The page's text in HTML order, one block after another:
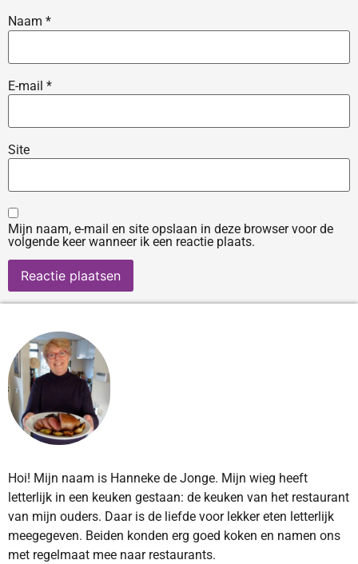
Naam *
E-mail *
Site
Mijn naam, e-mail en site opslaan in deze browser voor de
volgende keer wanneer ik een reactie plaats.
Hoi! Mijn naam is Hanneke de Jonge. Mijn wieg heeft
letterlijk in een keuken gestaan: de keuken van het restaurant
van mijn ouders. Daar is de liefde voor lekker eten letterlijk
meegegeven. Beiden konden erg goed koken en namen ons
met regelmaat mee naar restaurants.